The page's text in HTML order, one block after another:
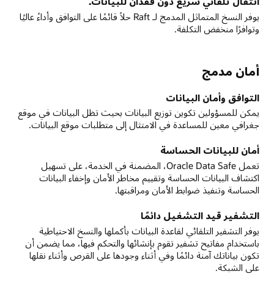
يوفر النسخ المتماثل المدمج لـ Raft حلاً قائمًا على التوافق وأداءً عاليًا
وتوافرًا منخفض التكلفة.
أمان مدمج
التوافق وأمان البيانات
يمكن للمسؤولين تكوين توزيع البيانات بحيث تظل البيانات في موقع
جغرافي معين للمساعدة في الامتثال إلى متطلبات موقع البيانات.
أمان للبيانات الحساسة
تعمل Oracle Data Safe، المضمنة في الخدمة، على تسهيل
اكتشاف البيانات الحساسة وتقييم مخاطر الأمان وإخفاء البيانات
الحساسة وتنفيذ ضوابط الأمان ومراقبتها.
التشفير قيد التشغيل دائمًا
يوفر التشفير التلقائي لقاعدة البيانات بأكملها والنسخ الاحتياطية
باستخدام مفاتيح تشفير تقوم بإنشائها والتحكم فيها، مما يضمن أن
تكون بياناتك آمنة دائمًا وفي أثناء وجودها على القرص وأثناء نقلها
على الشبكة.